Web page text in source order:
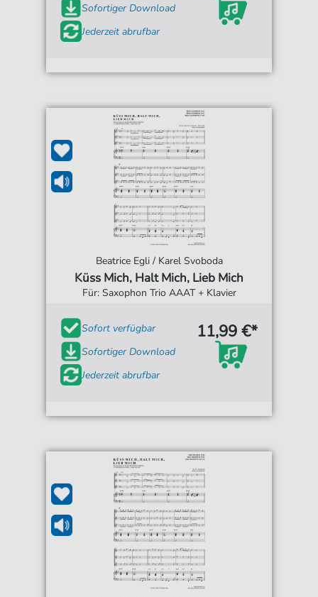
Sofortiger Download
Jederzeit abrufbar
Beatrice Egli / Karel Svoboda
Küss Mich, Halt Mich, Lieb Mich
Für: Saxophon Trio AAAT + Klavier
Sofort verfügbar
Sofortiger Download
Jederzeit abrufbar
11,99 €*